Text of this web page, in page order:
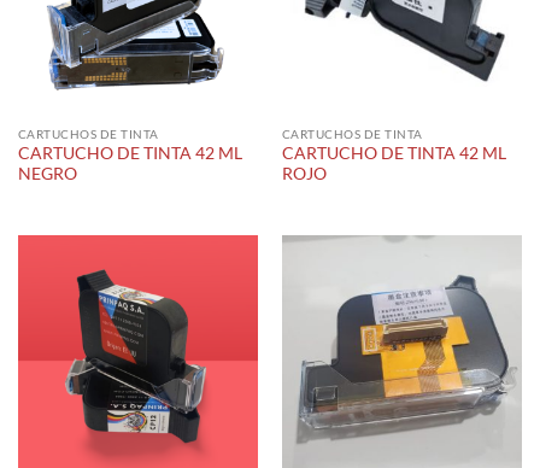
CARTUCHOS DE TINTA
CARTUCHO DE TINTA 42 ML
NEGRO
CARTUCHOS DE TINTA
CARTUCHO DE TINTA 42 ML
ROJO